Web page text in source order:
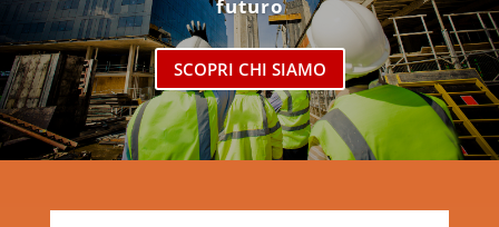
futuro
SCOPRI CHI SIAMO